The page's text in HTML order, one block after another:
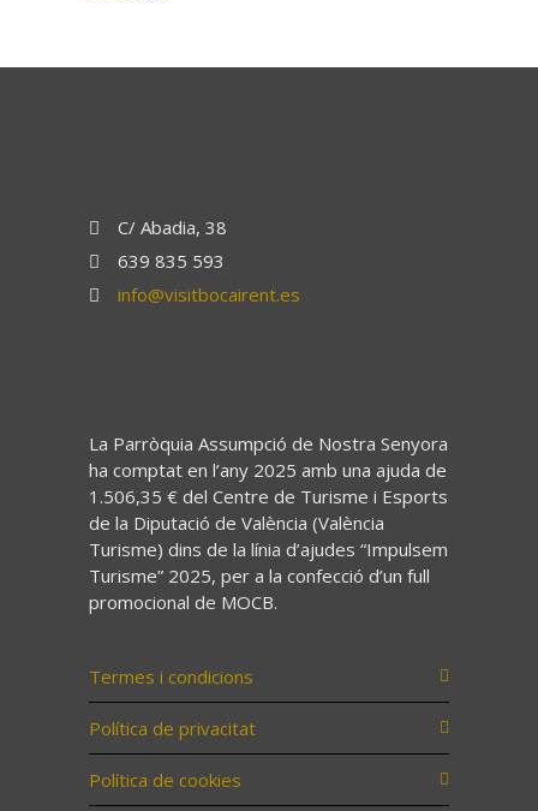
C/ Abadia, 38
639 835 593
info@visitbocairent.es
La Parròquia Assumpció de Nostra Senyora
ha comptat en l’any 2025 amb una ajuda de
1.506,35 € del Centre de Turisme i Esports
de la Diputació de València (València
Turisme) dins de la línia d’ajudes “Impulsem
Turisme” 2025, per a la confecció d’un full
promocional de MOCB.
Termes i condicions
Política de privacitat
Política de cookies